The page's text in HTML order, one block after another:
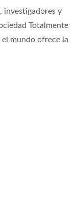
investigadores y
Totalmente
mundo ofrece la